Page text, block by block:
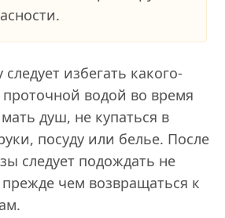
избегать какого-
проточной водой во время
душ, не купаться в
посуду или белье. После
следует подождать не
чем возвращаться к